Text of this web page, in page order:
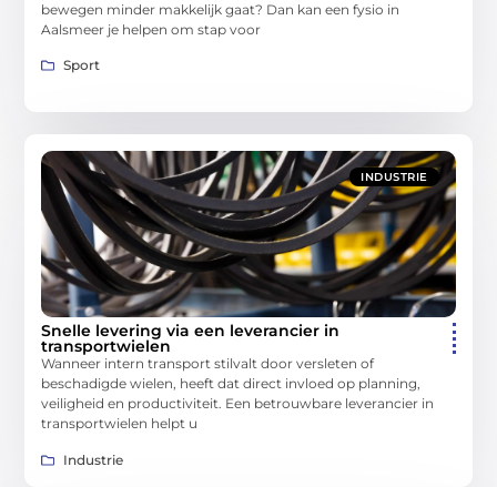
bewegen minder makkelijk gaat? Dan kan een fysio in
Aalsmeer je helpen om stap voor
Sport
INDUSTRIE
Snelle levering via een leverancier in
transportwielen
Wanneer intern transport stilvalt door versleten of
beschadigde wielen, heeft dat direct invloed op planning,
veiligheid en productiviteit. Een betrouwbare leverancier in
transportwielen helpt u
Industrie